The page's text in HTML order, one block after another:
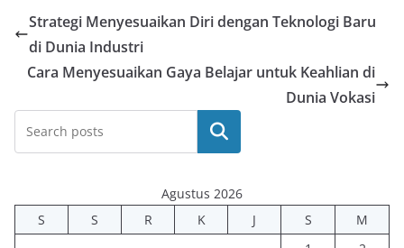
Strategi Menyesuaikan Diri dengan Teknologi Baru
di Dunia Industri
Cara Menyesuaikan Gaya Belajar untuk Keahlian di
Dunia Vokasi
Cari
Agustus 2026
S
S R K J S
M